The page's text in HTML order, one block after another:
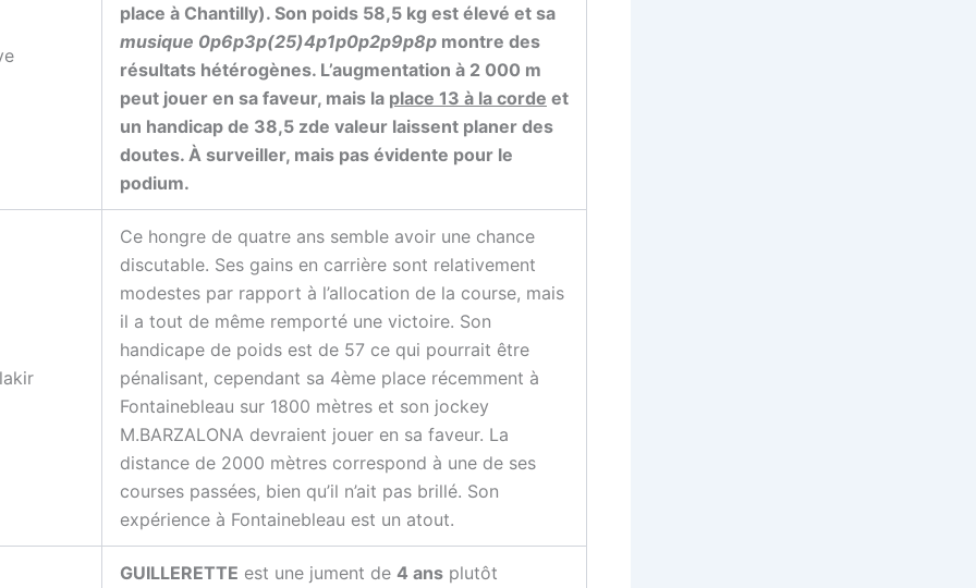
place à Chantilly). Son poids 58,5 kg est élevé et sa
musique 0p6p3p(25)4p1p0p2p9p8p montre des
résultats hétérogènes. L’augmentation à 2 000 m
peut jouer en sa faveur, mais la place 13 à la corde et
un handicap de 38,5 zde valeur laissent planer des
doutes. À surveiller, mais pas évidente pour le
podium.
Ce hongre de quatre ans semble avoir une chance
discutable. Ses gains en carrière sont relativement
modestes par rapport à l’allocation de la course, mais
il a tout de même remporté une victoire. Son
handicape de poids est de 57 ce qui pourrait être
pénalisant, cependant sa 4ème place récemment à
Fontainebleau sur 1800 mètres et son jockey
M.BARZALONA devraient jouer en sa faveur. La
distance de 2000 mètres correspond à une de ses
courses passées, bien qu’il n’ait pas brillé. Son
expérience à Fontainebleau est un atout.
GUILLERETTE est une jument de 4 ans plutôt